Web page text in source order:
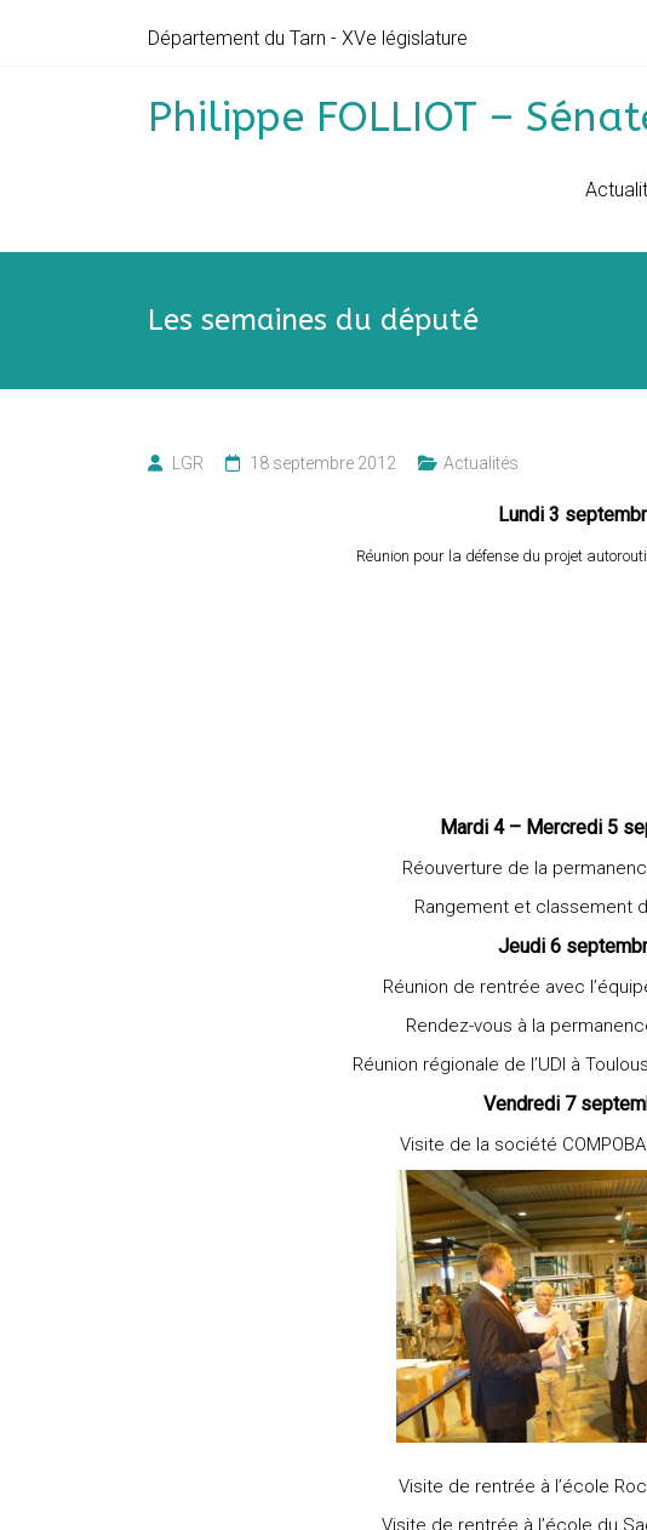
Département du Tarn - XVe législature
Philippe FOLLIOT –
Les semaines du député
LGR 18 septembre 2012 Actualités
Lundi 3
Réunion pour la défense du projet
Mardi 4 – Mercredi 5
Réouverture de la
Rangement et classement
Jeudi 6
Réunion de rentrée avec
Rendez-vous à la
Réunion régionale de l’UDI à
Vendredi 7
Visite de la société
Visite de rentrée à l’école
Visite de rentrée à l’école du